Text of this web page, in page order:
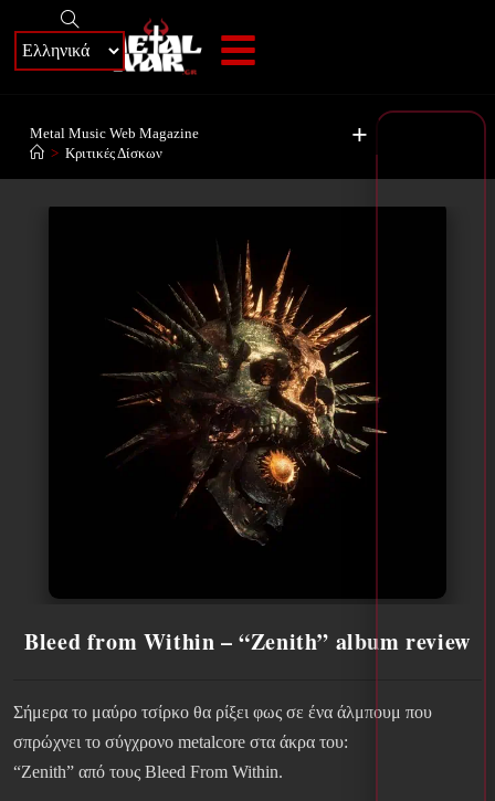
+
Metal Music Web Magazine
> Κριτικές Δίσκων
Bleed from Within – “Zenith” album review
Σήμερα το μαύρο τσίρκο θα ρίξει φως σε ένα άλμπουμ που
σπρώχνει το σύγχρονο metalcore στα άκρα του:
“Zenith” από τους Bleed From Within.